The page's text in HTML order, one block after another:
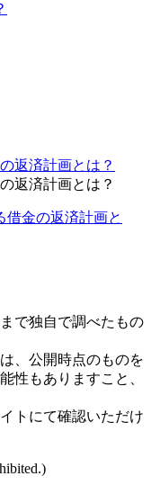
返済計画とは？
返済計画とは？
借金の返済計画と
で独自で調べたもの
、公開時点のものを
性もありますこと、
トにて確認いただけ